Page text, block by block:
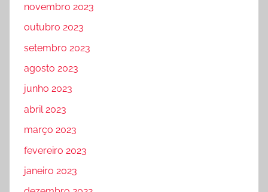
novembro 2023
outubro 2023
setembro 2023
agosto 2023
junho 2023
abril 2023
março 2023
fevereiro 2023
janeiro 2023